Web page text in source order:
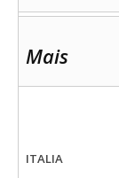
Mais
ITALIA